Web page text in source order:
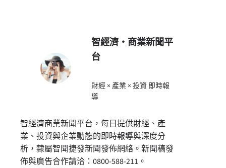
智經濟・商業新聞平
台
財經 × 產業 × 投資 即時報
導
智經濟商業新聞平台，每日提供財經、產
業、投資與企業動態的即時報導與深度分
析，隸屬智聞捷發新聞發佈網絡。新聞稿發
佈與廣告合作請洽：0800-588-211。